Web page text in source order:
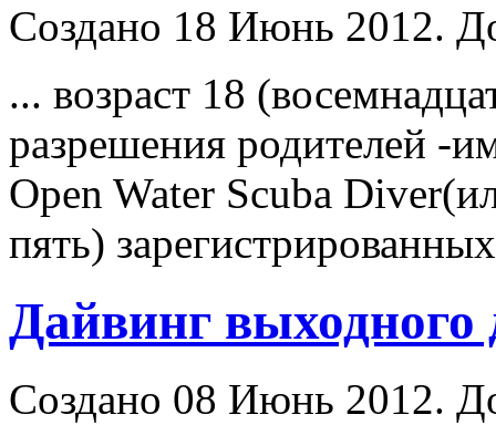
Создано 18 Июнь 2012.
... возраст 18
разрешения родителей -
Open Water Scuba Diver
пять)
Дайвинг выходного
Создано 08 Июнь 2012.